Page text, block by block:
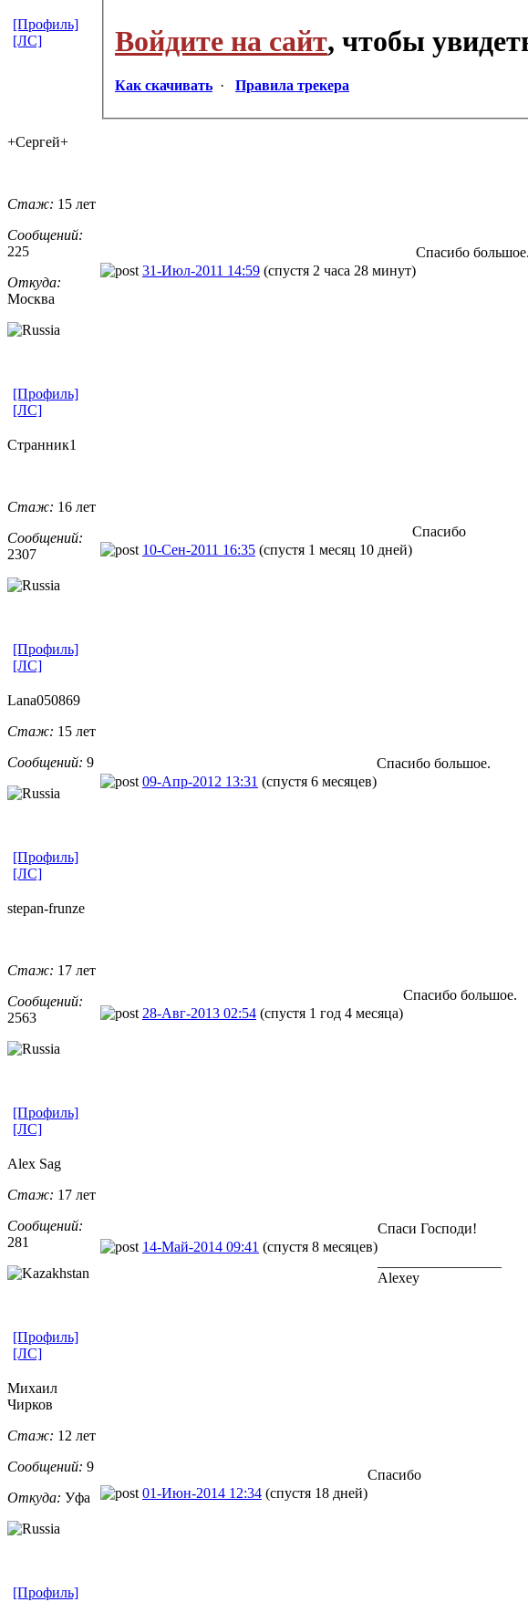
Войдите на сайт, чтобы
Как скачивать · Правила трекера
[Профиль]
[ЛС]
+Сергей+
Стаж: 15 лет
Сообщений:
225
Откуда:
Москва
31-Июл-2011 14:59 (спустя 2 часа 28 минут)
Спасибо большое.
[Профиль]
[ЛС]
Странник1
Стаж: 16 лет
Сообщений:
2307
10-Сен-2011 16:35 (спустя 1 месяц 10 дней)
Спасибо
[Профиль]
[ЛС]
Lana050869
Стаж: 15 лет
Сообщений: 9
09-Апр-2012 13:31 (спустя 6 месяцев)
Спасибо большое.
[Профиль]
[ЛС]
stepan-frunz​e
Стаж: 17 лет
Сообщений:
2563
28-Авг-2013 02:54 (спустя 1 год 4 месяца)
Спасибо большое.
[Профиль]
[ЛС]
Alex Sag
Стаж: 17 лет
Сообщений:
281
14-Май-2014 09:41 (спустя 8 месяцев)
Спаси Господи!
Alexey
[Профиль]
[ЛС]
Михаил
Чирков
Стаж: 12 лет
Сообщений: 9
Откуда: Уфа 01-Июн-2014 12:34 (спустя 18 дней)
Спасибо
[Профиль]